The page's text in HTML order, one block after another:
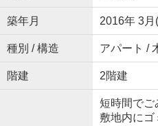
築年月 2016年 3月
種別 / 構造 アパート /
階建 2階建
短時間でご
敷地内にゴ